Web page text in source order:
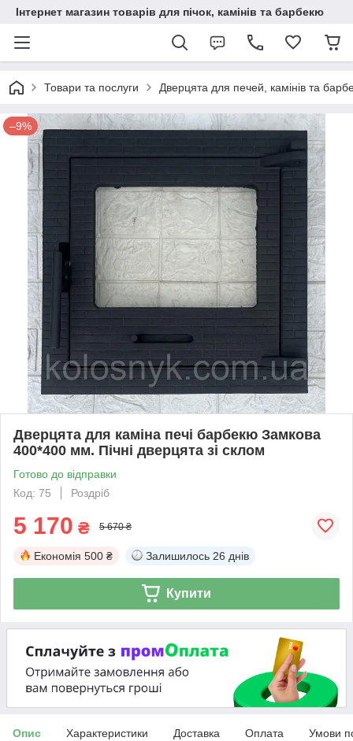
Інтернет магазин товарів для пічок, камінів та барбекю
Товари та послуги Дверцята для печей, камінів та
–9%
Дверцята для каміна печі барбекю Замкова
400*400 мм. Пічні дверцята зі склом
Готово до відправки
Код: 75
Роздріб
5 170 ₴ 5 670 ₴
Економія 500 ₴ Залишилось 26 днів
Купити
Опис Характеристики Доставка Оплата Умови